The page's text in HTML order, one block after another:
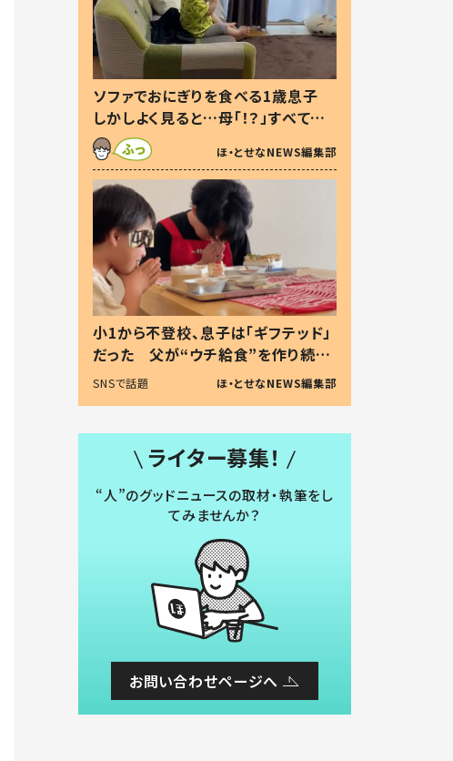
ソファでおにぎりを食べる1歳息子
しかしよく見ると…母「！？」すべてを
察した母の投稿に「可愛いから許
す！」「現行犯〜」
ほ・とせなNEWS編集部
小1から不登校、息子は「ギフテッド」
だった 父が“ウチ給食”を作り続け
る理由とは #令和の親 #令和の子
SNSで話題 ほ・とせなNEWS編集部
ライター募集！
“人”のグッドニュースの取材・執筆をし
てみませんか？
お問い合わせページへ